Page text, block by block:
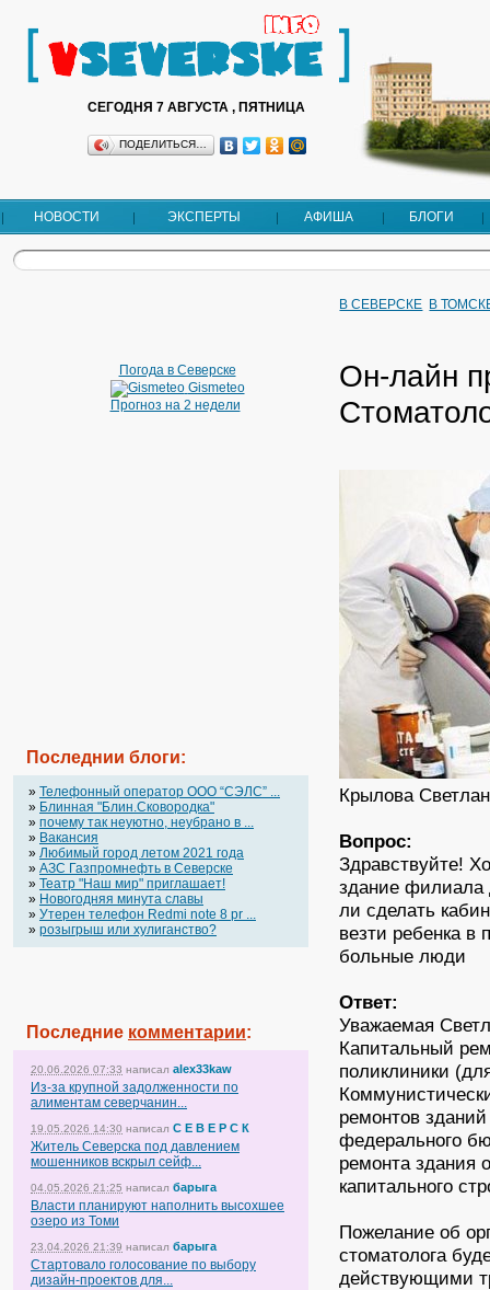
СЕГОДНЯ 7 АВГУСТА , ПЯТНИЦА
ПОДЕЛИТЬСЯ…
НОВОСТИ ЭКСПЕРТЫ АФИША БЛОГИ
Погода в Северске
Gismeteo
Прогноз на 2 недели
Последнии блоги:
» Телефонный оператор OOO “СЭЛС” ...
» Блинная "Блин.Сковородка"
» почему так неуютно, неубрано в ...
» Вакансия
» Любимый город летом 2021 года
» АЗС Газпромнефть в Северске
» Театр "Наш мир" приглашает!
» Новогодняя минута славы
» Утерен телефон Redmi note 8 pr ...
» розыгрыш или хулиганство?
Последние комментарии:
20.06.2026 07:33 написал alex33kaw
Из-за крупной задолженности по
алиментам северчанин...
19.05.2026 14:30 написал С Е В Е Р С К
Житель Северска под давлением
мошенников вскрыл сейф...
04.05.2026 21:25 написал барыга
Власти планируют наполнить высохшее
озеро из Томи
23.04.2026 21:39 написал барыга
Стартовало голосование по выбору
дизайн-проектов для...
В СЕВЕРСКЕ В
Он-лайн
Крылова
Вопрос:
Здравствуйте!
здание филиала
ли сделать
везти ребенка в
больные люди
Ответ:
Уважаемая
Капитальный
поликлиники
ремонтов
федерального
ремонта здания
капитального
Пожелание об
стоматолога
действующими